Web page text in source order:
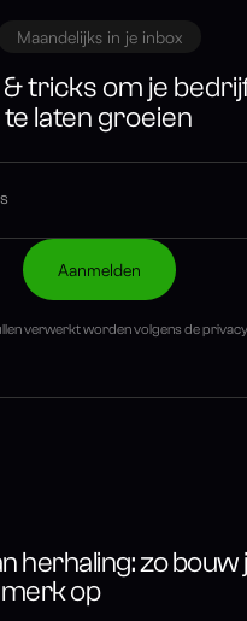
Maandelijks in je inbox
tricks om je
te laten groeien
verwerkt worden volgens de
herhaling: zo bouw
op